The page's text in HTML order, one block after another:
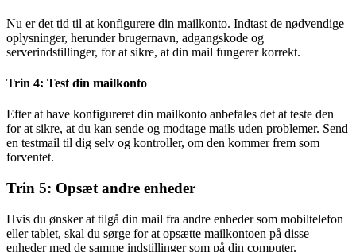
Nu er det tid til at konfigurere din mailkonto. Indtast de nødvendige
oplysninger, herunder brugernavn, adgangskode og
serverindstillinger, for at sikre, at din mail fungerer korrekt.
Trin 4: Test din mailkonto
Efter at have konfigureret din mailkonto anbefales det at teste den
for at sikre, at du kan sende og modtage mails uden problemer. Send
en testmail til dig selv og kontroller, om den kommer frem som
forventet.
Trin 5: Opsæt andre enheder
Hvis du ønsker at tilgå din mail fra andre enheder som mobiltelefon
eller tablet, skal du sørge for at opsætte mailkontoen på disse
enheder med de samme indstillinger som på din computer.